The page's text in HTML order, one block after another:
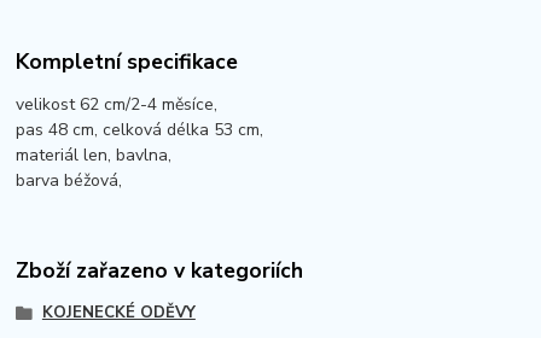
Kompletní specifikace
velikost 62 cm/2-4 měsíce,
pas 48 cm, celková délka 53 cm,
materiál len, bavlna,
barva béžová,
Zboží zařazeno v kategoriích
KOJENECKÉ ODĚVY